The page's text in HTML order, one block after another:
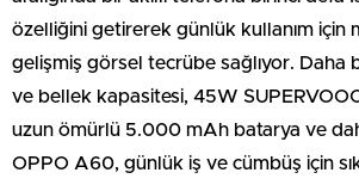
özelliğini getirerek günlük kullanım için
gelişmiş görsel tecrübe sağlıyor. Daha
ve bellek kapasitesi, 45W
uzun ömürlü 5.000 mAh batarya ve
OPPO A60, günlük iş ve cümbüş için